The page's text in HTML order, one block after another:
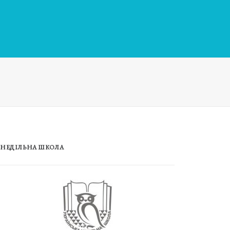
НЕДІЛЬНА ШКОЛА